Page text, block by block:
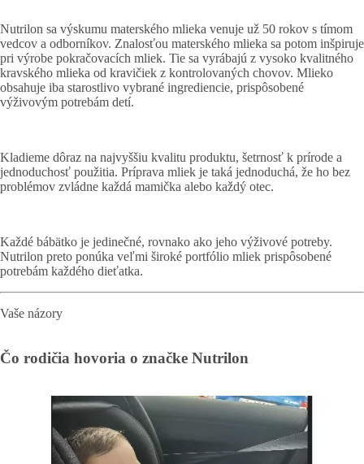
Nutrilon sa výskumu materského mlieka venuje už 50 rokov s tímom
vedcov a odborníkov. Znalosťou materského mlieka sa potom inšpiruje
pri výrobe pokračovacích mliek. Tie sa vyrábajú z vysoko kvalitného
kravského mlieka od kravičiek z kontrolovaných chovov. Mlieko
obsahuje iba starostlivo vybrané ingrediencie, prispôsobené
výživovým potrebám detí.
Kladieme dôraz na najvyššiu kvalitu produktu, šetrnosť k prírode a
jednoduchosť použitia. Príprava mliek je taká jednoduchá, že ho bez
problémov zvládne každá mamička alebo každý otec.
Každé bábätko je jedinečné, rovnako ako jeho výživové potreby.
Nutrilon preto ponúka veľmi široké portfólio mliek prispôsobené
potrebám každého dieťatka.
Vaše názory
Čo rodičia hovoria o značke Nutrilon